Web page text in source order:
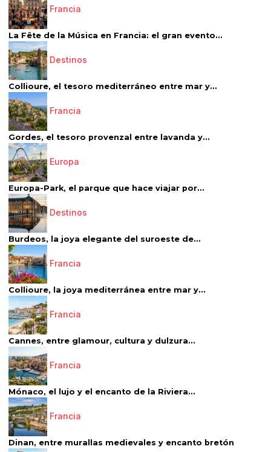
Francia
La Fête de la Música en Francia: el gran evento...
Destinos
Collioure, el tesoro mediterráneo entre mar y...
Francia
Gordes, el tesoro provenzal entre lavanda y...
Europa
Europa-Park, el parque que hace viajar por...
Destinos
Burdeos, la joya elegante del suroeste de...
Francia
Collioure, la joya mediterránea entre mar y...
Francia
Cannes, entre glamour, cultura y dulzura...
Francia
Mónaco, el lujo y el encanto de la Riviera...
Francia
Dinan, entre murallas medievales y encanto bretón